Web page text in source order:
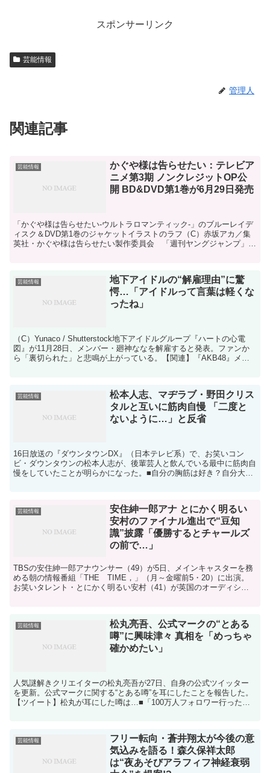
スポンサーリンク
芸能情報
管理人
関連記事
芸能情報
かぐや様は告らせたい：テレビア
ニメ第3期 ノンクレジットOP公
開 BD&DVD第1巻が6月29日発売
「かぐや様は告らせたい-ウルトラロマンティック-」のブルーレイデ
ィスク＆DVD第1巻のジャケットイラストのラフ（C）赤坂アカ／集
英社・かぐや様は告らせたい製作委員会 「週刊ヤングジャンプ」
芸能情報
地下アイドルの“解雇理由”に驚
愕…「アイドルって言葉は軽くな
ったね」
（C）Yunaco / Shutterstock地下アイドルグループ『ハートの心電
図』が11月28日、メンバー・廻神ななを解雇すると発表。ファンか
ら「裏切られた」と悲鳴が上がっている。【関連】『AKB48』メン
芸能情報
松本人志、マヂラブ・野田クリス
タルと互いに筋肉自慢 「二度と
ないように…」と反省
16日放送の『ダウンタウンDX』（日本テレビ系）で、お笑いコン
ビ・ダウンタウンの松本人志が、後輩芸人と飲んでいる最中に筋肉自
慢をしていたことが明らかになった。■自分の胸筋は好き？自分大好
芸能情報
安住紳一郎アナ とにかく明るい
安村のファイナル進出で“豆知
識”披露「優勝するとチャールズ
の前で…」
TBSの安住紳一郎アナウンサー（49）が5日、メインキャスターを務
める朝の情報番組「THE TIME，」（月～金曜前5・20）に出演。
お笑いタレント・とにかく明るい安村（41）が英国のオーディショ
芸能情報
松丸亮吾、公式マークの“とある
噂”に興味津々 真相を「めっちゃ
確かめたい」
人気謎解きクリエイターの松丸亮吾が27日、自身の公式ツイッター
を更新。公式マークに関する“とある噂”を耳にしたことを報告した。
【ツイート】松丸が耳にした噂は…■「100万人フォロワー行った
芸能情報
フリー転向・蒼井翔太が今後の意
気込みを語る！森久保祥太郎
は“夜あそびアラフィフ神経衰弱